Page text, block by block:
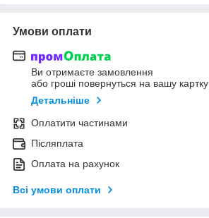
Умови оплати
Ви отримаєте замовлення
або гроші повернуться на вашу картку
Детальніше
Оплатити частинами
Післяплата
Оплата на рахунок
Всі умови оплати